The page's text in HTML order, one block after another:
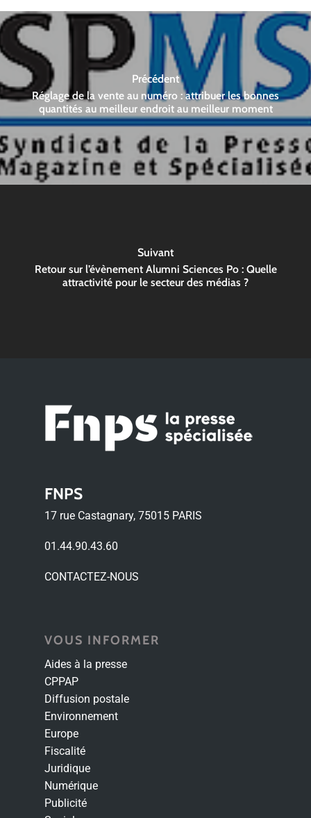
Précédent
Réglage de la vente au numéro : attribuer les bonnes
quantités au meilleur endroit au meilleur moment
Suivant
Retour sur l’évènement Alumni Sciences Po : Quelle
attractivité pour le secteur des médias ?
FNPS
17 rue Castagnary, 75015 PARIS
01.44.90.43.60
CONTACTEZ-NOUS
VOUS INFORMER
Aides à la presse
CPPAP
Diffusion postale
Environnement
Europe
Fiscalité
Juridique
Numérique
Publicité